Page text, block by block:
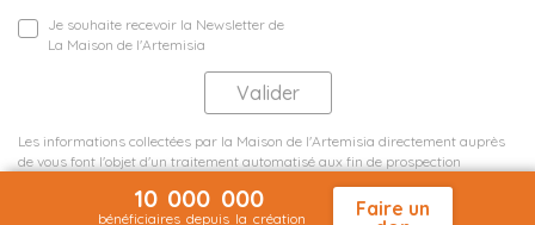
Je souhaite recevoir la Newsletter de
La Maison de l'Artemisia
Les informations collectées par la Maison de l'Artemisia directement auprès
de vous font l'objet d'un traitement automatisé aux fin de prospection
10 000 000
bénéficiaires depuis la création
Faire un